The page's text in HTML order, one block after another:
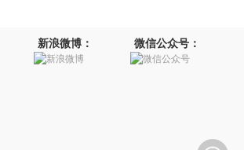
新浪微博： 微信公众号：